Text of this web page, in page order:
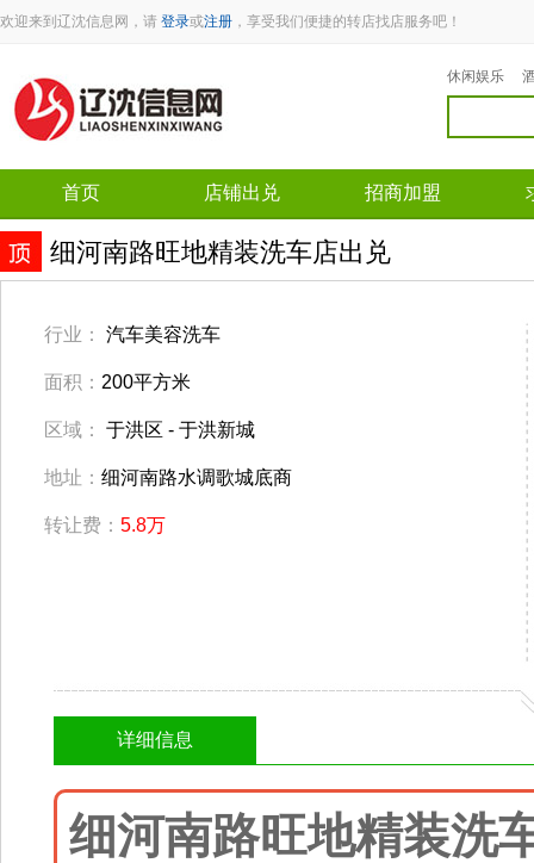
欢迎来到辽沈信息网，请 登录或注册 ，享受我们便捷的转店找店服务吧！
休闲娱乐
首页 店铺出兑 招商加盟
细河南路旺地精装洗车店出兑
行业： 汽车美容洗车
面积： 200平方米
区域： 于洪区 - 于洪新城
地址： 细河南路水调歌城底商
转让费： 5.8万
详细信息
细河南路旺地精装洗